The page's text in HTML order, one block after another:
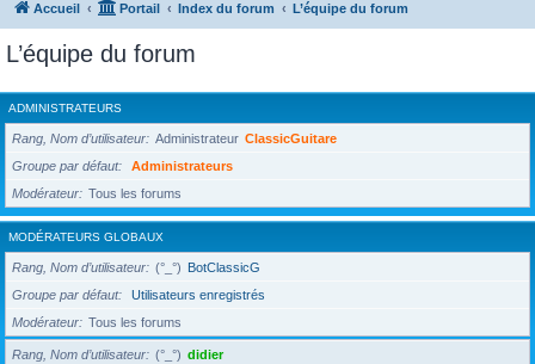
Accueil Portail Index du forum L’équipe du forum
L’équipe du forum
ADMINISTRATEURS
Rang, Nom d’utilisateur Administrateur ClassicGuitare
Groupe par défaut
Administrateurs
Modérateur
Tous les forums
MODÉRATEURS GLOBAUX
Rang, Nom d’utilisateur (°_°) BotClassicG
Groupe par défaut
Utilisateurs enregistrés
Modérateur
Tous les forums
Rang, Nom d’utilisateur (°_°) didier